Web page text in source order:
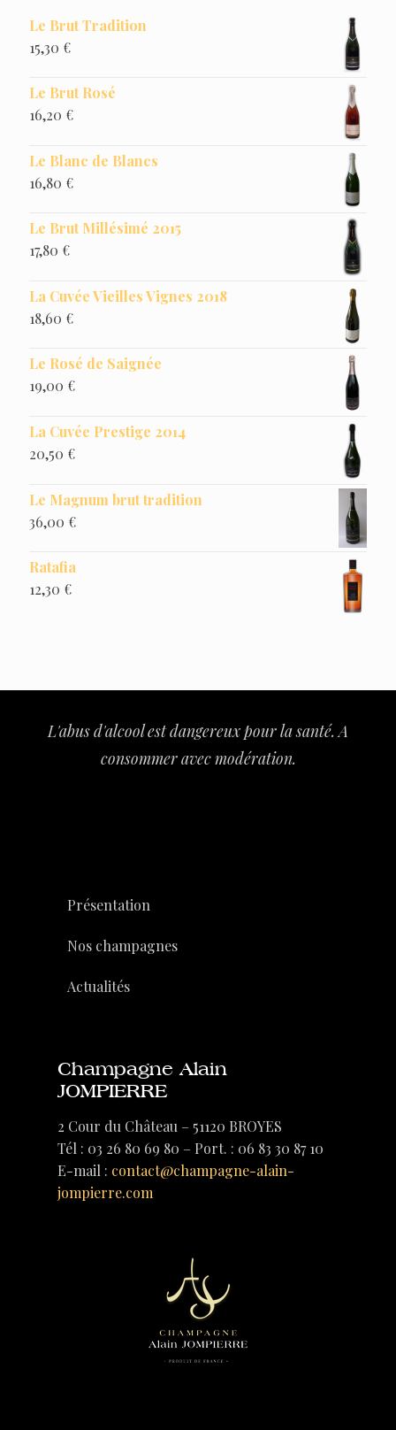
Le Brut Tradition
15,30 €
Le Brut Rosé
16,20 €
Le Blanc de Blancs
16,80 €
Le Brut Millésimé 2015
17,80 €
La Cuvée Vieilles Vignes 2018
18,60 €
Le Rosé de Saignée
19,00 €
La Cuvée Prestige 2014
20,50 €
Le Magnum brut tradition
36,00 €
Ratafia
12,30 €
L'abus d'alcool est dangereux pour la santé. A
consommer avec modération.
Présentation
Nos champagnes
Actualités
Champagne Alain
JOMPIERRE
2 Cour du Château – 51120 BROYES
Tél : 03 26 80 69 80 – Port. : 06 83 30 87 10
E-mail : contact@champagne-alain-
jompierre.com